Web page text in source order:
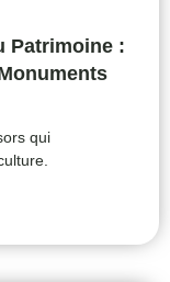
Patrimoine :
qui